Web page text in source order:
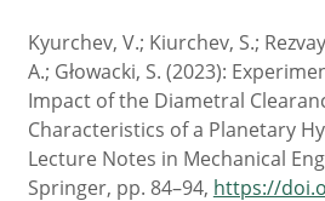
Kyurchev, V.; Kiurchev, S.;
A.; Głowacki, S. (2023):
Impact of the Diametral
Characteristics of a Planetary
Lecture Notes in Mechanical
Springer, pp. 84–94, https://